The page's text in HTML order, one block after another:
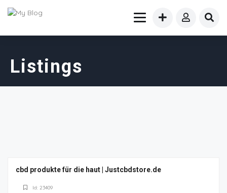
Listings
cbd produkte für die haut | Justcbdstore.de
Id: 23409